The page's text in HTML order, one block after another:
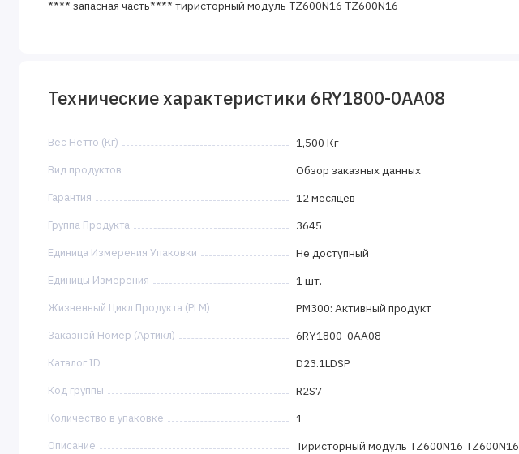
**** запасная часть**** тиристорный модуль TZ600N16 TZ600N16
Технические характеристики 6RY1800-0AA08
Вес Нетто (Кг) 1,500 Кг
Вид продуктов Обзор заказных данных
Гарантия 12 месяцев
Группа Продукта 3645
Единица Измерения Упаковки Не доступный
Единицы Измерения 1 шт.
Жизненный Цикл Продукта (PLM) PM300: Активный продукт
Заказной Номер (Артикл) 6RY1800-0AA08
Каталог ID D23.1LDSP
Код группы R2S7
Количество в упаковке 1
Описание Тиристорный модуль TZ600N16 TZ600N16